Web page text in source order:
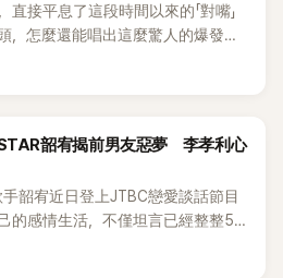
接平息了這段時間以來的「對嘴」
，怎麼還能唱出這麼驚人的爆發力
韶宥揭前男友惡夢 李孝利心
韶宥近日登上JTBC戀愛談話節目
的感情生活，不僅坦言已經整整5
空窗至今的原因，全與上一段戀情